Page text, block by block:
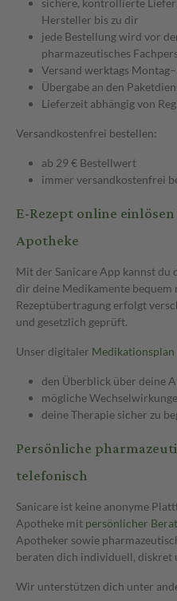
Hersteller bis zu dir
jede Bestellung wird vor
pharmazeutisches
Versand werktags
Übergabe an den
Lieferzeit abhängig von
Versandkostenfrei bestellen:
ab 29 € Bestellwert
immer versandkostenfrei
E-Rezept online
Apotheke
Mit der Sanicare App kannst du
dir deine Medikamente bequem
Rezeptübertragung erfolgt
und gesetzlich geprüft.
Unser digitaler Medikationsplan
den Überblick über deine
mögliche
deine Therapie sicher zu
Persönliche
telefonisch
Sanicare ist keine anonyme
Apotheke mit persönlicher
Apotheker sowie
beraten dich individuell, diskret
Wir unterstützen dich unter